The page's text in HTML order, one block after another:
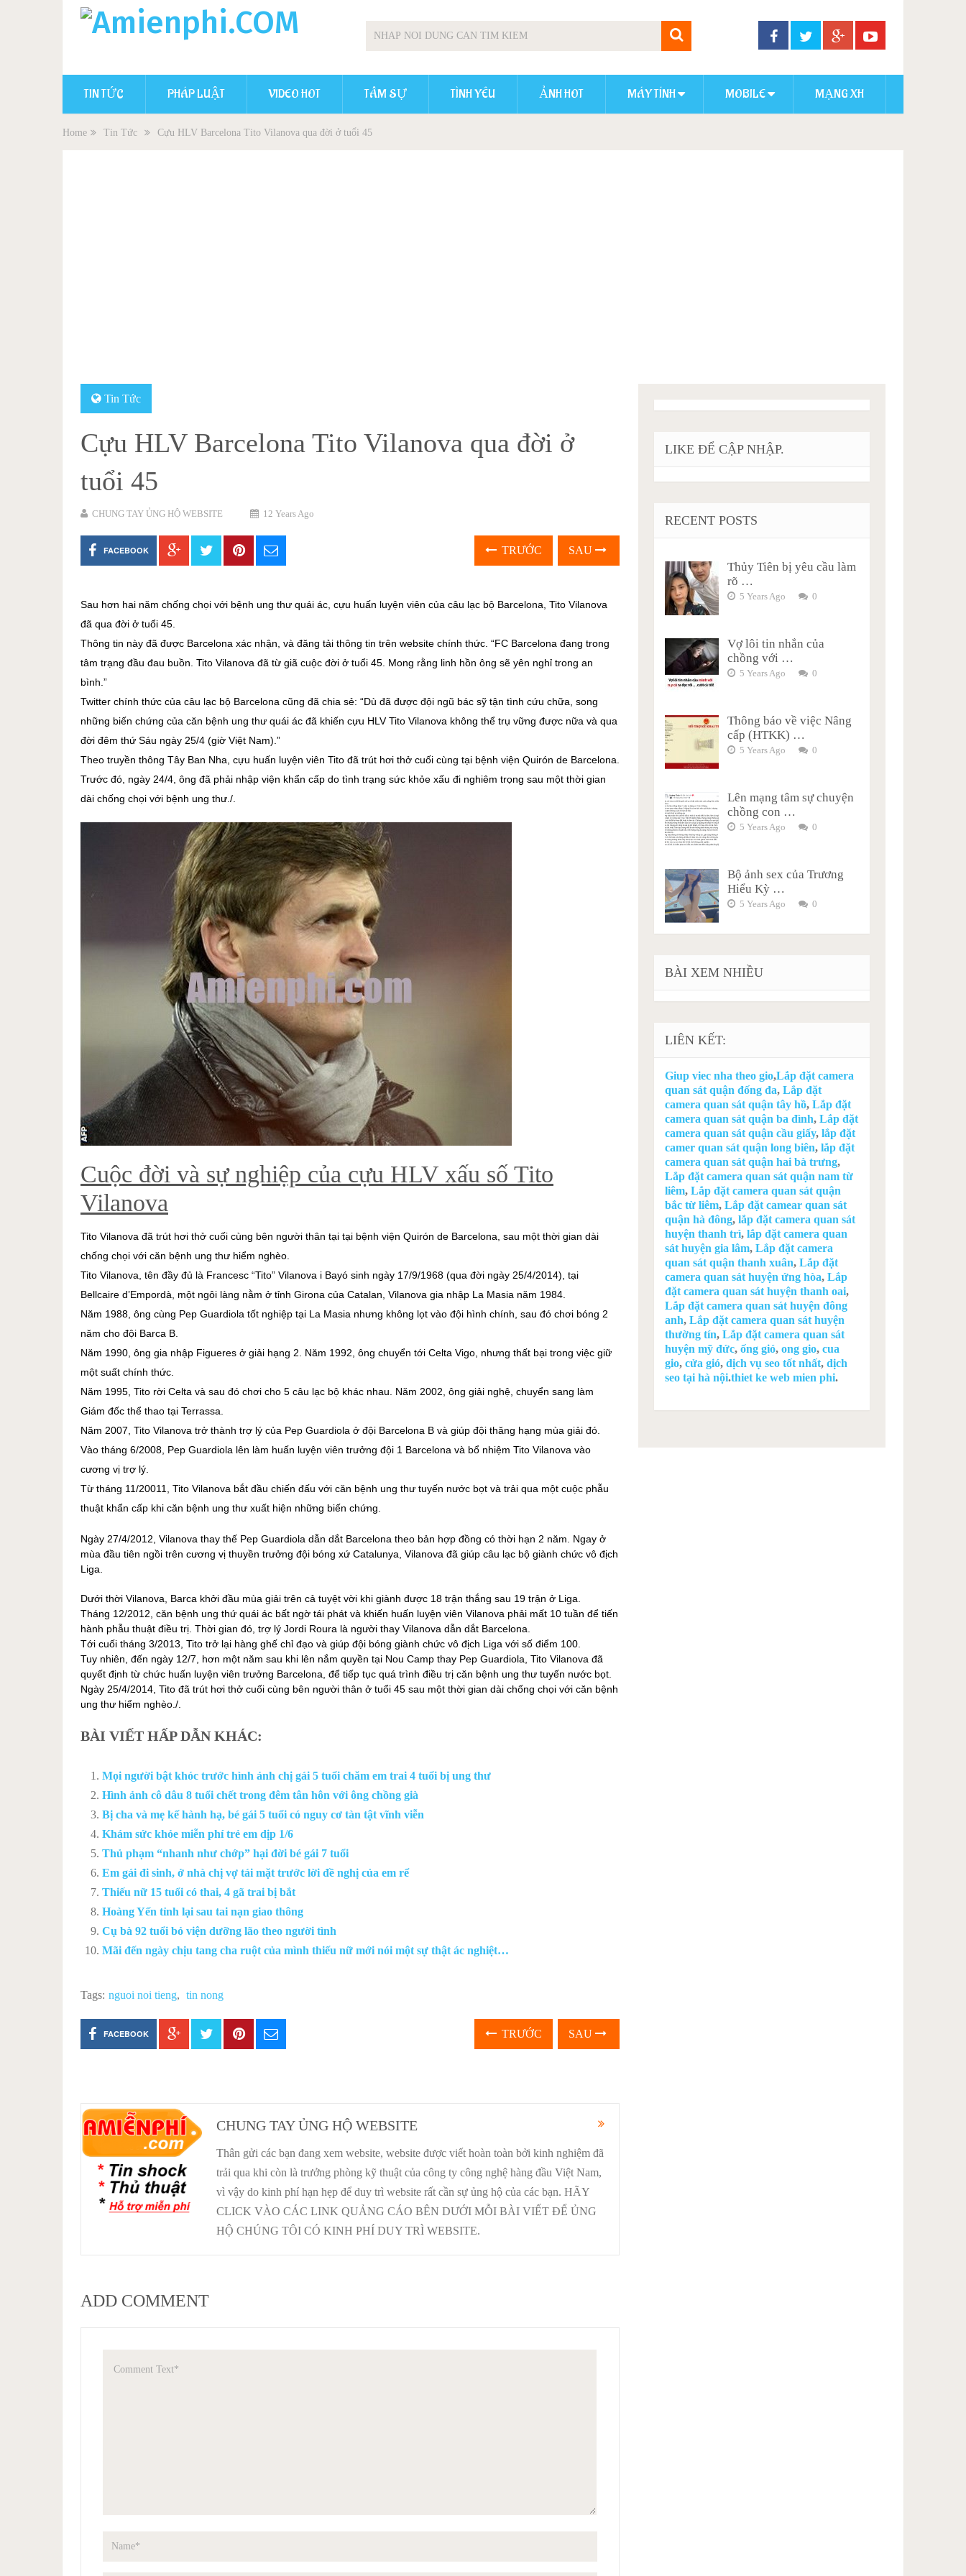
TIN TỨC PHÁP LUẬT VIDEO HOT TÂM SỰ TÌNH YÊU ẢNH HOT MÁY TÍNH MOBILE MẠNG XH
Home Tin Tức Cựu HLV Barcelona Tito Vilanova qua đời ở tuổi 45
Tin Tức
Cựu HLV Barcelona Tito Vilanova qua đời ở
tuổi 45
CHUNG TAY ỦNG HỘ WEBSITE 12 Years Ago
FACEBOOK TRƯỚC SAU
Sau hơn hai năm chống chọi với bệnh ung thư quái ác, cựu huấn luyện viên của câu lạc bộ Barcelona, Tito Vilanova
đã qua đời ở tuổi 45.
Thông tin này đã được Barcelona xác nhận, và đăng tải thông tin trên website chính thức. “FC Barcelona đang trong
tâm trạng đầu đau buồn. Tito Vilanova đã từ giã cuộc đời ở tuổi 45. Mong rằng linh hồn ông sẽ yên nghỉ trong an
bình.”
Twitter chính thức của câu lạc bộ Barcelona cũng đã chia sẻ: “Dù đã được đội ngũ bác sỹ tận tình cứu chữa, song
những biến chứng của căn bệnh ung thư quái ác đã khiến cựu HLV Tito Vilanova không thể trụ vững được nữa và qua
đời đêm thứ Sáu ngày 25/4 (giờ Việt Nam).”
Theo truyền thông Tây Ban Nha, cựu huấn luyện viên Tito đã trút hơi thở cuối cùng tại bệnh viện Quirón de Barcelona.
Trước đó, ngày 24/4, ông đã phải nhập viện khẩn cấp do tình trạng sức khỏe xấu đi nghiêm trọng sau một thời gian
dài chống chọi với bệnh ung thư./.
Cuộc đời và sự nghiệp của cựu HLV xấu số Tito
Vilanova
Tito Vilanova đã trút hơi thở cuối cùng bên người thân tại tại bệnh viện Quirón de Barcelona, sau một thời gian dài
chống chọi với căn bệnh ung thư hiểm nghèo.
Tito Vilanova, tên đầy đủ là Francesc “Tito” Vilanova i Bayó sinh ngày 17/9/1968 (qua đời ngày 25/4/2014), tại
Bellcaire d’Empordà, một ngôi làng nằm ở tỉnh Girona của Catalan, Vilanova gia nhập La Masia năm 1984.
Năm 1988, ông cùng Pep Guardiola tốt nghiệp tại La Masia nhưng không lọt vào đội hình chính, sau đó chơi bóng 2
năm cho đội Barca B.
Năm 1990, ông gia nhập Figueres ở giải hạng 2. Năm 1992, ông chuyển tới Celta Vigo, nhưng thất bại trong việc giữ
một suất chính thức.
Năm 1995, Tito rời Celta và sau đó chơi cho 5 câu lạc bộ khác nhau. Năm 2002, ông giải nghệ, chuyển sang làm
Giám đốc thể thao tại Terrassa.
Năm 2007, Tito Vilanova trở thành trợ lý của Pep Guardiola ở đội Barcelona B và giúp đội thăng hạng mùa giải đó.
Vào tháng 6/2008, Pep Guardiola lên làm huấn luyện viên trưởng đội 1 Barcelona và bổ nhiệm Tito Vilanova vào
cương vị trợ lý.
Từ tháng 11/20011, Tito Vilanova bắt đầu chiến đấu với căn bệnh ung thư tuyến nước bọt và trải qua một cuộc phẫu
thuật khẩn cấp khi căn bệnh ung thư xuất hiện những biến chứng.
Ngày 27/4/2012, Vilanova thay thế Pep Guardiola dẫn dắt Barcelona theo bản hợp đồng có thời hạn 2 năm. Ngay ở
mùa đầu tiên ngồi trên cương vị thuyền trưởng đội bóng xứ Catalunya, Vilanova đã giúp câu lạc bộ giành chức vô địch
Liga.
Dưới thời Vilanova, Barca khởi đầu mùa giải trên cả tuyệt vời khi giành được 18 trận thắng sau 19 trận ở Liga.
Tháng 12/2012, căn bệnh ung thứ quái ác bất ngờ tái phát và khiến huấn luyện viên Vilanova phải mất 10 tuần để tiến
hành phẫu thuật điều trị. Thời gian đó, trợ lý Jordi Roura là người thay Vilanova dẫn dắt Barcelona.
Tới cuối tháng 3/2013, Tito trở lại hàng ghế chỉ đạo và giúp đội bóng giành chức vô địch Liga với số điểm 100.
Tuy nhiên, đến ngày 12/7, hơn một năm sau khi lên nắm quyền tại Nou Camp thay Pep Guardiola, Tito Vilanova đã
quyết định từ chức huấn luyện viên trưởng Barcelona, để tiếp tục quá trình điều trị căn bệnh ung thư tuyến nước bọt.
Ngày 25/4/2014, Tito đã trút hơi thở cuối cùng bên người thân ở tuổi 45 sau một thời gian dài chống chọi với căn bệnh
ung thư hiểm nghèo./.
BÀI VIẾT HẤP DẪN KHÁC:
Mọi người bật khóc trước hình ảnh chị gái 5 tuổi chăm em trai 4 tuổi bị ung thư
Hình ảnh cô dâu 8 tuổi chết trong đêm tân hôn với ông chồng già
Bị cha và mẹ kế hành hạ, bé gái 5 tuổi có nguy cơ tàn tật vĩnh viễn
Khám sức khỏe miễn phí trẻ em dịp 1/6
Thủ phạm “nhanh như chớp” hại đời bé gái 7 tuổi
Em gái đi sinh, ở nhà chị vợ tái mặt trước lời đề nghị của em rể
Thiếu nữ 15 tuổi có thai, 4 gã trai bị bắt
Hoàng Yến tỉnh lại sau tai nạn giao thông
Cụ bà 92 tuổi bỏ viện dưỡng lão theo người tình
Mãi đến ngày chịu tang cha ruột của mình thiếu nữ mới nói một sự thật ác nghiệt…
Tags: nguoi noi tieng, tin nong
FACEBOOK TRƯỚC SAU
CHUNG TAY ỦNG HỘ WEBSITE
Thân gửi các bạn đang xem website, website được viết hoàn toàn bởi kinh nghiệm đã
trải qua khi còn là trưởng phòng kỹ thuật của công ty công nghệ hàng đầu Việt Nam,
vì vậy do kinh phí hạn hẹp để duy trì website rất cần sự ủng hộ của các bạn. HÃY
CLICK VÀO CÁC LINK QUẢNG CÁO BÊN DƯỚI MỖI BÀI VIẾT ĐỂ ỦNG
HỘ CHÚNG TÔI CÓ KINH PHÍ DUY TRÌ WEBSITE.
ADD COMMENT
LIKE ĐỂ CẬP NHẬP.
RECENT POSTS
Thủy Tiên bị yêu cầu làm
rõ …
5 Years Ago 0
Vợ lôi tin nhắn của
chồng với …
5 Years Ago 0
Thông báo về việc Nâng
cấp (HTKK) …
5 Years Ago 0
Lên mạng tâm sự chuyện
chồng con …
5 Years Ago 0
Bộ ảnh sex của Trương
Hiểu Kỳ …
5 Years Ago 0
BÀI XEM NHIỀU
LIÊN KẾT:
Giup viec nha theo gio,Lắp đặt camera
quan sát quận đống đa,Lắp đặt
camera quan sát quận tây hồ,Lắp đặt
camera quan sát quận ba đình,Lắp đặt
camera quan sát quận cầu giấy,lắp đặt
camer quan sát quận long biên,lắp đặt
camera quan sát quận hai bà trưng,
Lắp đặt camera quan sát quận nam từ
liêm,Lắp đặt camera quan sát quận
bắc từ liêm,Lắp đặt camear quan sát
quận hà đông,lắp đặt camera quan sát
huyện thanh trì,lắp đặt camera quan
sát huyện gia lâm,Lắp đặt camera
quan sát quận thanh xuân,Lắp đặt
camera quan sát huyện ứng hòa,Lắp
đặt camera quan sát huyện thanh oai,
Lắp đặt camera quan sát huyện đông
anh,Lắp đặt camera quan sát huyện
thường tín,Lắp đặt camera quan sát
huyện mỹ đức,ống gió,ong gio,cua
gio,cửa gió,dịch vụ seo tốt nhất,dịch
seo tại hà nội.thiet ke web mien phi.